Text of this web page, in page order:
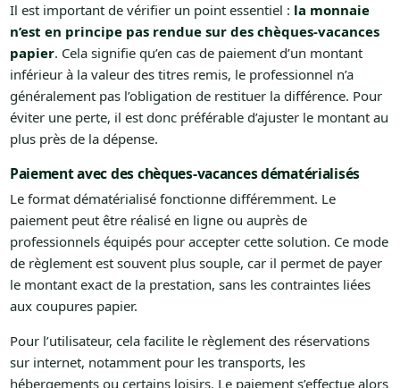
Il est important de vérifier un point essentiel : la monnaie
n’est en principe pas rendue sur des chèques-vacances
papier. Cela signifie qu’en cas de paiement d’un montant
inférieur à la valeur des titres remis, le professionnel n’a
généralement pas l’obligation de restituer la différence. Pour
éviter une perte, il est donc préférable d’ajuster le montant au
plus près de la dépense.
Paiement avec des chèques-vacances dématérialisés
Le format dématérialisé fonctionne différemment. Le
paiement peut être réalisé en ligne ou auprès de
professionnels équipés pour accepter cette solution. Ce mode
de règlement est souvent plus souple, car il permet de payer
le montant exact de la prestation, sans les contraintes liées
aux coupures papier.
Pour l’utilisateur, cela facilite le règlement des réservations
sur internet, notamment pour les transports, les
hébergements ou certains loisirs. Le paiement s’effectue alors